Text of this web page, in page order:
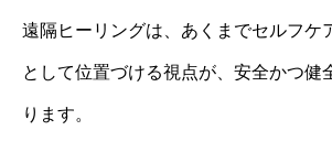
遠隔ヒーリングは、あくまでセルフケ
として位置づける視点が、安全かつ健
ります。